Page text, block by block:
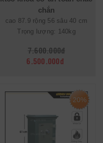
chắn
cao 87.9 rộng 56 sâu 40 cm
Trọng lượng: 140kg
7.600.000đ
6.500.000đ
20%